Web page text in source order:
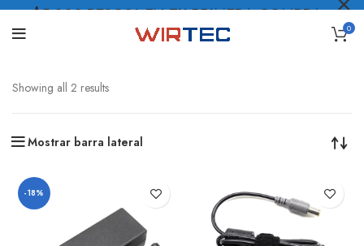
0
Showing all 2 results
Mostrar barra lateral
-18%
$5.000 PESOS* EN TU PRIMERA COMPRA